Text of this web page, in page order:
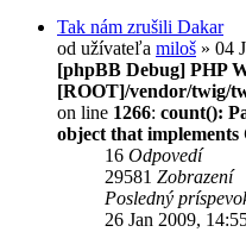
Tak nám zrušili Dakar
od užívateľa miloš » 04
[phpBB Debug] PHP
[ROOT]/vendor/twig/
on line 1266: count():
object that implements
16 Odpovedí
29581 Zobrazení
Posledný
26 Jan 2009,